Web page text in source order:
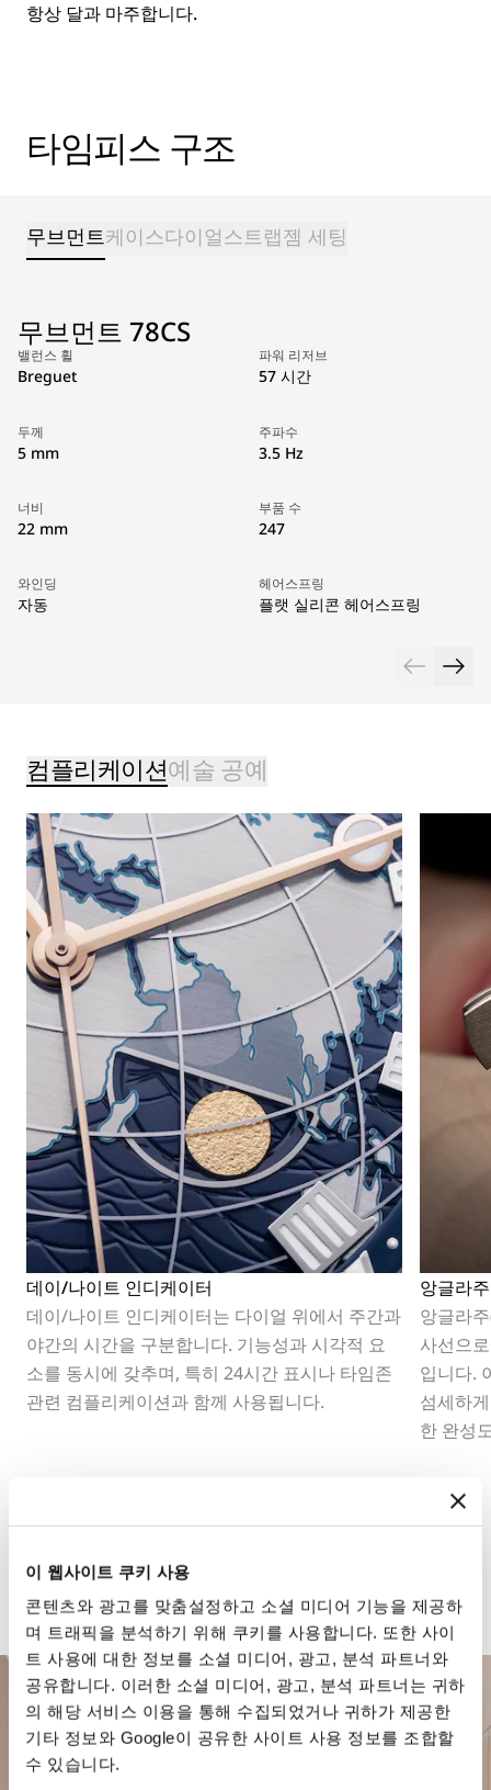
이 웹사이트 쿠키 사용
콘텐츠와 광고를 맞춤설정하고 소셜 미디어 기능을 제공하
며 트래픽을 분석하기 위해 쿠키를 사용합니다. 또한 사이
트 사용에 대한 정보를 소셜 미디어, 광고, 분석 파트너와
공유합니다. 이러한 소셜 미디어, 광고, 분석 파트너는 귀하
의 해당 서비스 이용을 통해 수집되었거나 귀하가 제공한
기타 정보와 Google이 공유한 사이트 사용 정보를 조합할
수 있습니다.
항상 달과 마주합니다.
타임피스 구조
무브먼트케이스다이얼스트랩젬 세팅
무브먼트 78CS
밸런스 휠
Breguet
파워 리저브
57 시간
두께
5 mm
주파수
3.5 Hz
너비
22 mm
부품 수
247
와인딩
자동
헤어스프링
플랫 실리콘 헤어스프링
컴플리케이션예술 공예
데이/나이트 인디케이터
데이/나이트 인디케이터는 다이얼 위에서 주간과
야간의 시간을 구분합니다. 기능성과 시각적 요
소를 동시에 갖추며, 특히 24시간 표시나 타임존
관련 컴플리케이션과 함께 사용됩니다.
앙글라주
앙글라
사선으
입니다.
섬세하
한 완성